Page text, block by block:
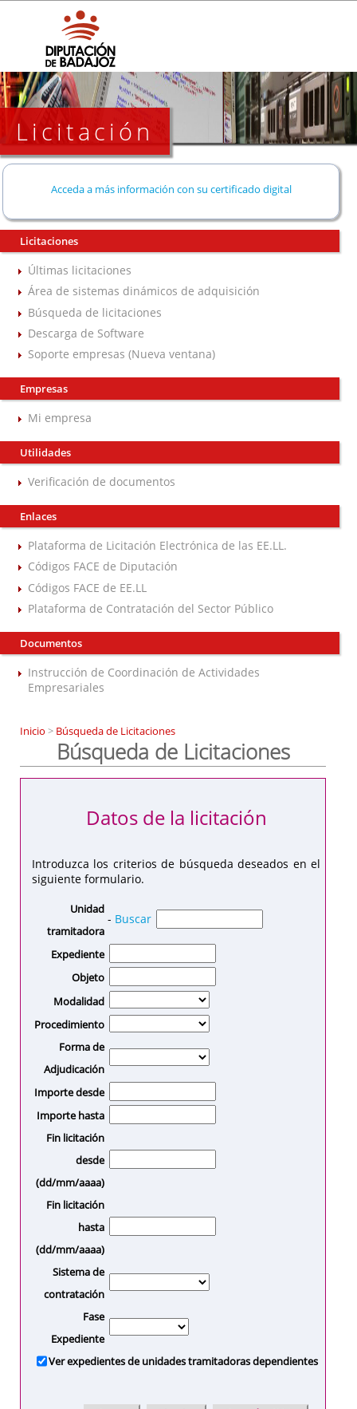
Licitación
Acceda a más información con su certificado digital
Licitaciones
Últimas licitaciones
Área de sistemas dinámicos de adquisición
Búsqueda de licitaciones
Descarga de Software
Soporte empresas (Nueva ventana)
Empresas
Mi empresa
Utilidades
Verificación de documentos
Enlaces
Plataforma de Licitación Electrónica de las EE.LL.
Códigos FACE de Diputación
Códigos FACE de EE.LL
Plataforma de Contratación del Sector Público
Documentos
Instrucción de Coordinación de Actividades
Empresariales
Inicio > Búsqueda de Licitaciones
Búsqueda de Licitaciones
Introduzca los criterios de búsqueda deseados en el
siguiente formulario.
Datos de la licitación
Unidad
tramitadora
- Buscar
Expediente
Objeto
Modalidad
Procedimiento
Forma de
Adjudicación
Importe desde
Importe hasta
Fin licitación
desde
(dd/mm/aaaa)
Fin licitación
hasta
(dd/mm/aaaa)
Sistema de
contratación
Fase
Expediente
Ver expedientes de unidades tramitadoras dependientes